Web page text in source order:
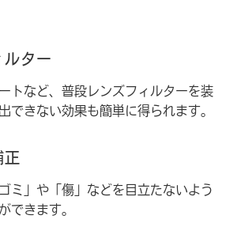
ルター
トなど、普段レンズフィルターを装
できない効果も簡単に得られます。
正
ミ」や「傷」などを目立たないよう
できます。